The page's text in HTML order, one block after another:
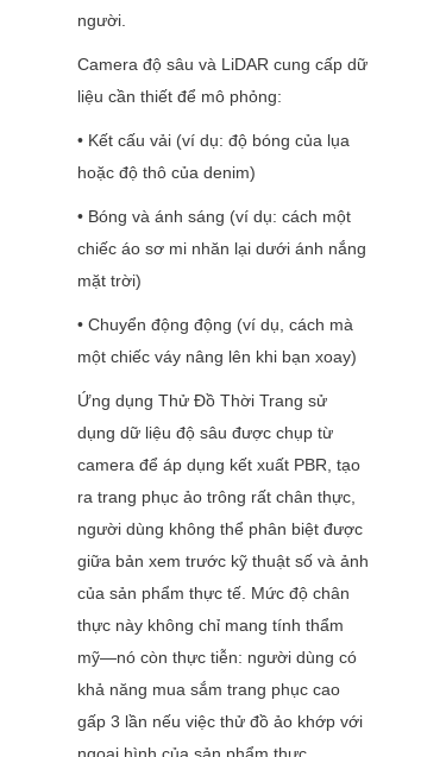
người.
Camera độ sâu và LiDAR cung cấp dữ
liệu cần thiết để mô phỏng:
• Kết cấu vải (ví dụ: độ bóng của lụa
hoặc độ thô của denim)
• Bóng và ánh sáng (ví dụ: cách một
chiếc áo sơ mi nhăn lại dưới ánh nắng
mặt trời)
• Chuyển động động (ví dụ, cách mà
một chiếc váy nâng lên khi bạn xoay)
Ứng dụng Thử Đồ Thời Trang sử
dụng dữ liệu độ sâu được chụp từ
camera để áp dụng kết xuất PBR, tạo
ra trang phục ảo trông rất chân thực,
người dùng không thể phân biệt được
giữa bản xem trước kỹ thuật số và ảnh
của sản phẩm thực tế. Mức độ chân
thực này không chỉ mang tính thẩm
mỹ—nó còn thực tiễn: người dùng có
khả năng mua sắm trang phục cao
gấp 3 lần nếu việc thử đồ ảo khớp với